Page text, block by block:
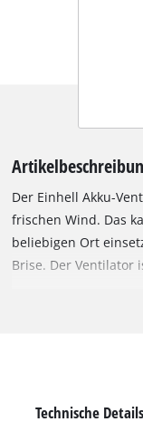
Der Einhell Akku-
frischen Wind. Das
beliebigen Ort
Brise. Der Ventilator
Motor. Dieser
gedacht. Dank
Technische Details